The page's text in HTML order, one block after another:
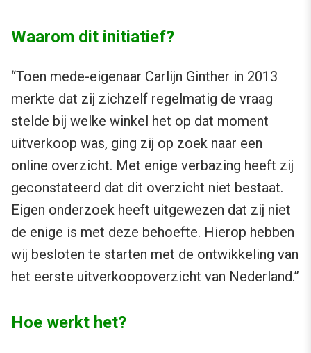
Waarom dit initiatief?
“Toen mede-eigenaar Carlijn Ginther in 2013
merkte dat zij zichzelf regelmatig de vraag
stelde bij welke winkel het op dat moment
uitverkoop was, ging zij op zoek naar een
online overzicht. Met enige verbazing heeft zij
geconstateerd dat dit overzicht niet bestaat.
Eigen onderzoek heeft uitgewezen dat zij niet
de enige is met deze behoefte. Hierop hebben
wij besloten te starten met de ontwikkeling van
het eerste uitverkoopoverzicht van Nederland.”
Hoe werkt het?